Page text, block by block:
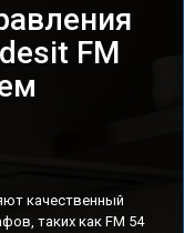
FM
качественный
таких как FM 54